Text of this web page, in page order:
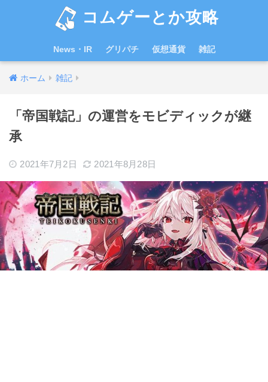
コムゲーとか攻略
News・IR グリパチ 仮想通貨 雑記
ホーム 雑記
「帝国戦記」の運営をモビディックが継
承
2021年7月2日 2021年8月28日